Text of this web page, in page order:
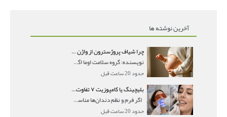
آخرین نوشته ها
چرا شیاف پروژسترون از واژن بیرون می‌ریزد؟ میزان جذب و زمان صحیح مصرف
نویسنده: گروه سلامت اوما اگر بعد از گذاشتن شیاف پر
حدود 20 ساعت قبل
بلیچینگ یا کامپوزیت ۷ تفاوت مهم برای انتخاب درست
اگر فرم و نظم دندان‌ها مناسب است و مشکل
حدود 20 ساعت قبل